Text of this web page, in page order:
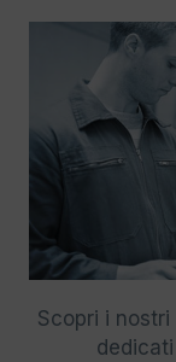
Scopri i nostri